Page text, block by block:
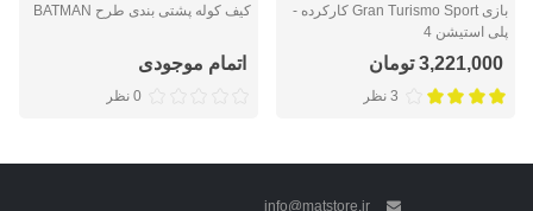
بازی Gran Turismo Sport کارکرده -
پلی استیشن 4
3,221,000 تومان
3 نظر
کیف کوله پشتی بندی طرح BATMAN
اتمام موجودی
0 نظر
info@matstore.ir